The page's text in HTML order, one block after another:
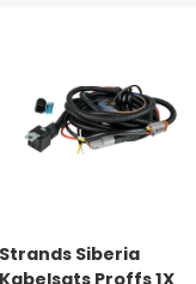
Strands Siberia
Kabelsats Proffs 1X